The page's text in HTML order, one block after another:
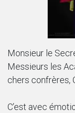
Monsieur le
Messieurs les
chers confrères,
C’est avec